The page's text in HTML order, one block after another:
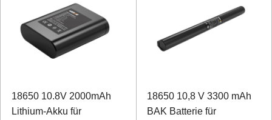
18650 10.8V 2000mAh
Lithium-Akku für
18650 10,8 V 3300 mAh
BAK Batterie für